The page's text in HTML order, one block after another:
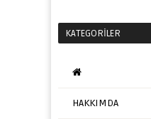
KATEGORILER
HAKKIMDA